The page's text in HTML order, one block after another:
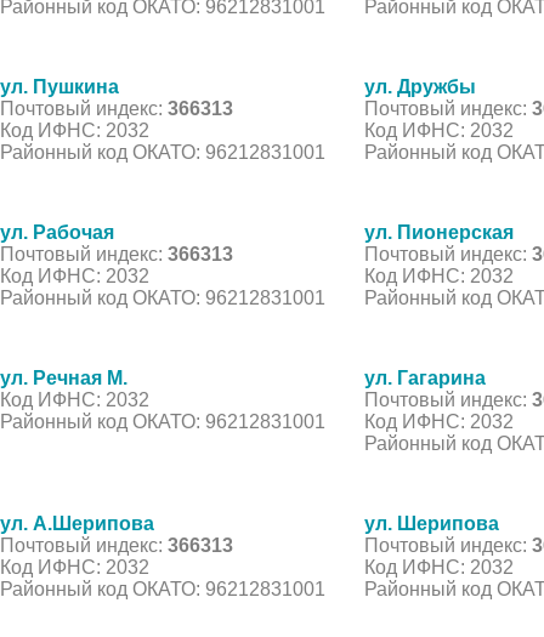
Районный код ОКАТО: 96212831001
Районный код
ул. Пушкина
Почтовый индекс: 366313
Код ИФНС: 2032
Районный код ОКАТО: 96212831001
ул. Дружбы
Почтовый индекс:
Код ИФНС: 2032
Районный код
ул. Рабочая
Почтовый индекс: 366313
Код ИФНС: 2032
Районный код ОКАТО: 96212831001
ул. Пионерская
Почтовый индекс:
Код ИФНС: 2032
Районный код
ул. Речная М.
Код ИФНС: 2032
Районный код ОКАТО: 96212831001
ул. Гагарина
Почтовый индекс:
Код ИФНС: 2032
Районный код
ул. А.Шерипова
Почтовый индекс: 366313
Код ИФНС: 2032
Районный код ОКАТО: 96212831001
ул. Шерипова
Почтовый индекс:
Код ИФНС: 2032
Районный код